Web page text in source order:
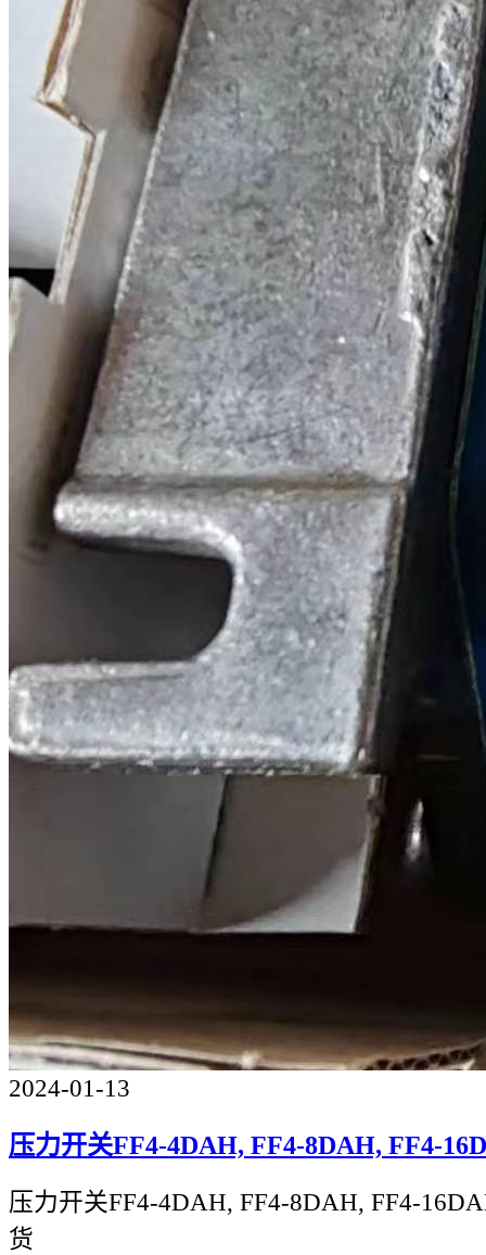
2024-01-13
压力开关FF4-4DAH, FF4-8DAH, FF4-
压力开关FF4-4DAH, FF4-8DAH, FF4-
货